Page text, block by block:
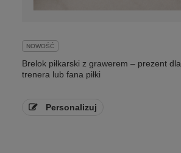
NOWOŚĆ
Brelok piłkarski z grawerem – prezent dla
trenera lub fana piłki
Personalizuj